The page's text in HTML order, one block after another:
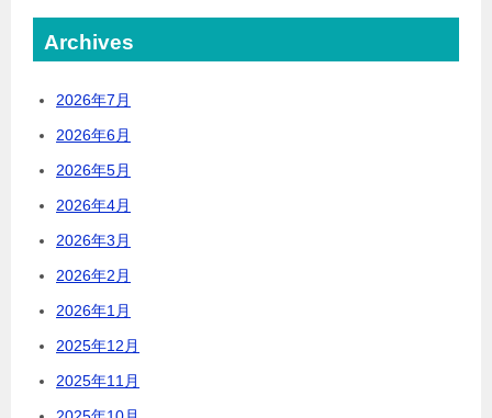
Archives
2026年7月
2026年6月
2026年5月
2026年4月
2026年3月
2026年2月
2026年1月
2025年12月
2025年11月